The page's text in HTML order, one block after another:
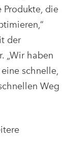
Produkte, die
der
„Wir haben
schnelle,
Weg